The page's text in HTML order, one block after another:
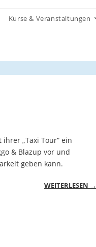
Kurse & Veranstaltungen
„Taxi Tour“ ein
& Blazup vor und
geben kann.
WEITERLESEN →